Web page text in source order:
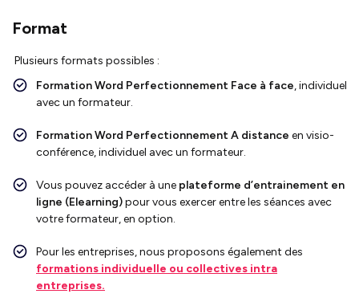
Format
Plusieurs formats possibles :
FormationWord Perfectionnement Face à face, individuel
avec un formateur.
FormationWord Perfectionnement A distance en visio-
conférence, individuel avec un formateur.
Vous pouvez accéder à une plateforme d’entrainement en
ligne (Elearning)pour vous exercer entre les séances avec
votre formateur, en option.
Pour les entreprises, nous proposons également des
formations individuelle ou collectives intra
entreprises.